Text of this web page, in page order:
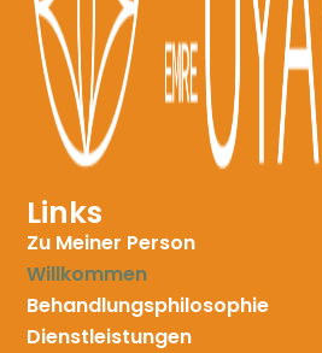
Links
Zu Meiner Person
Willkommen
Behandlungsphilosophie
Dienstleistungen